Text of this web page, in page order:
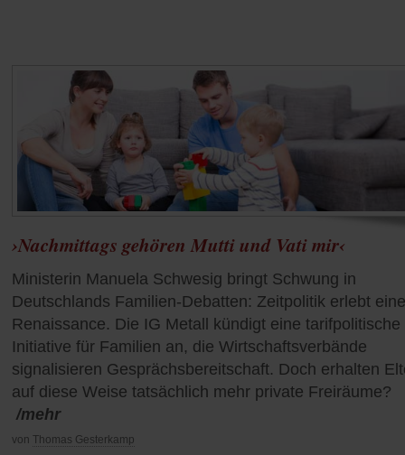
›Nachmittags gehören Mutti und Vati mir‹
Ministerin Manuela Schwesig bringt Schwung in
Deutschlands Familien-Debatten: Zeitpolitik erlebt eine
Renaissance. Die IG Metall kündigt eine tarifpolitische
Initiative für Familien an, die Wirtschaftsverbände
signalisieren Gesprächsbereitschaft. Doch erhalten
auf diese Weise tatsächlich mehr private Freiräume?
/mehr
von Thomas Gesterkamp